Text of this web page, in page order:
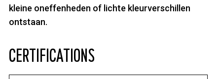
kleine oneffenheden of lichte kleurverschillen
ontstaan.
CERTIFICATIONS